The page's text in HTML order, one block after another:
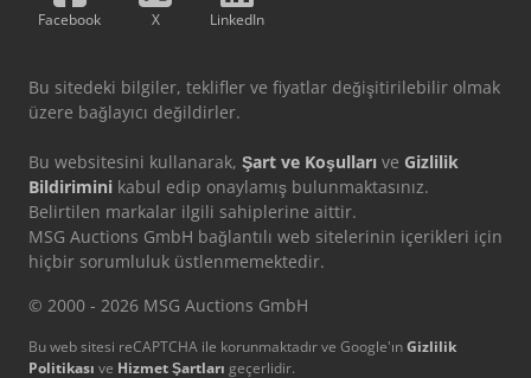
Facebook X LinkedIn
Bu sitedeki bilgiler, teklifler ve fiyatlar değişitirilebilir olmak
üzere bağlayıcı değildirler.
Bu websitesini kullanarak, Şart ve Koşulları ve Gizlilik
Bildirimini kabul edip onaylamış bulunmaktasınız.
Belirtilen markalar ilgili sahiplerine aittir.
MSG Auctions GmbH bağlantılı web sitelerinin içerikleri için
hiçbir sorumluluk üstlenmemektedir.
© 2000 - 2026 MSG Auctions GmbH
Bu web sitesi reCAPTCHA ile korunmaktadır ve Google'ınGizlilik
Politikası ve Hizmet Şartları geçerlidir.